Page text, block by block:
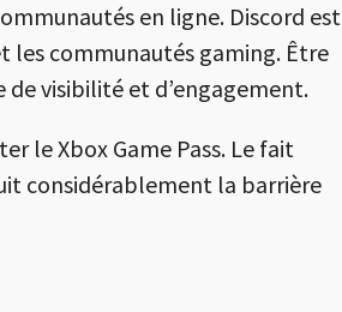
en ligne. Discord est
les communautés gaming. Être
visibilité et d’engagement.
le Xbox Game Pass. Le fait
considérablement la barrière